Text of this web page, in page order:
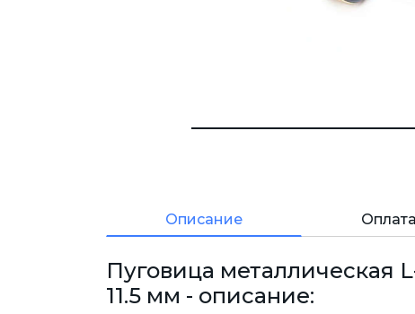
Описание Оплата
Пуговица металлическая
11.5 мм - описание: